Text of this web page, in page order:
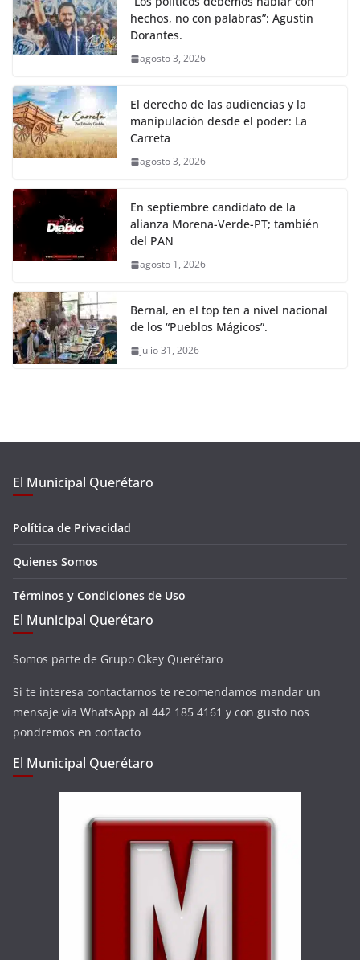
hechos, no con palabras”: Agustín
Dorantes.
agosto 3, 2026
El derecho de las audiencias y la
manipulación desde el poder: La
Carreta
agosto 3, 2026
En septiembre candidato de la
alianza Morena-Verde-PT; también
del PAN
agosto 1, 2026
Bernal, en el top ten a nivel nacional
de los “Pueblos Mágicos”.
julio 31, 2026
El Municipal Querétaro
Política de Privacidad
Quienes Somos
Términos y Condiciones de Uso
El Municipal Querétaro
Somos parte de Grupo Okey Querétaro
Si te interesa contactarnos te recomendamos mandar un
mensaje vía WhatsApp al 442 185 4161 y con gusto nos
pondremos en contacto
El Municipal Querétaro